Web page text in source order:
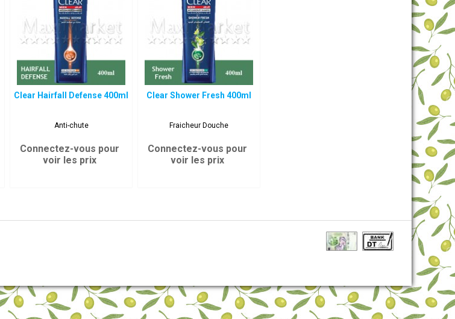
Clear Hairfall Defense 400ml
Anti-chute
Connectez-vous pour
voir les prix
Clear Shower Fresh 400ml
Fraicheur Douche
Connectez-vous pour
voir les prix